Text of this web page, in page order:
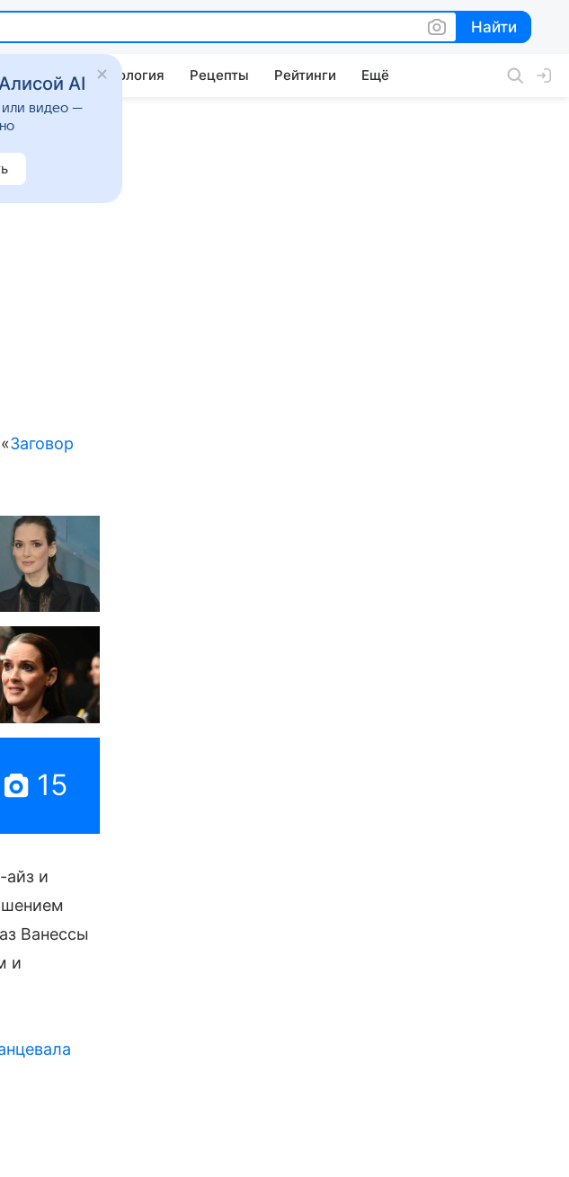
Найти
Найти
жизни Психология Рецепты Рейтинги Ещё
Заговор
15
айз и
Ванессы
и
AI
или видео —